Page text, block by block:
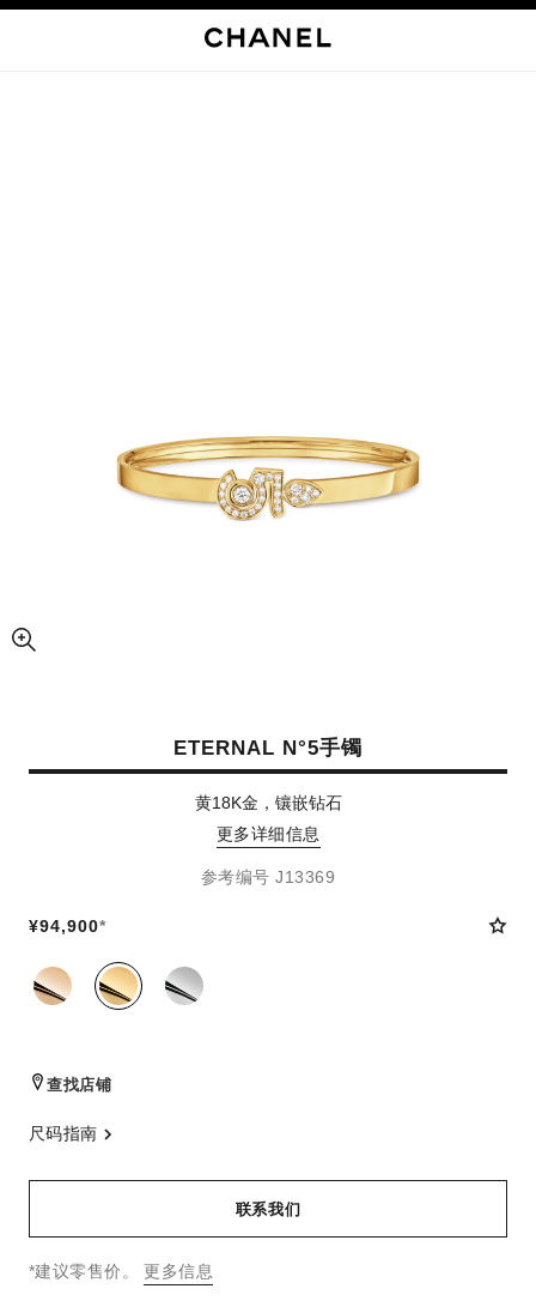
放大视图
ETERNAL N°5手镯
黄18K金，镶嵌钻石
更多详细信息
参考编号 J13369
¥94,900*
同系列款式(3)
查找店铺
尺码指南
联系我们
↩
*建议零售价。 更多信息